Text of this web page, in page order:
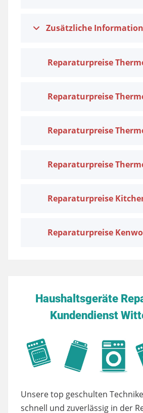
Zusätzliche
Reparaturpreise
Reparaturpreise
Reparaturpreise
Reparaturpreise
Reparaturpreise
Reparaturpreise
Haushaltsgeräte
Kundendienst
Unsere top geschulten
schnell und zuverlässig in der